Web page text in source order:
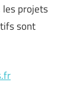
projets
sont